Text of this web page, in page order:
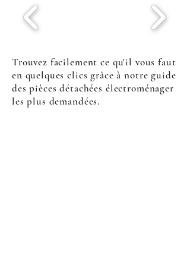
Trouvez facilement ce qu'il vous faut
en quelques clics grâce à notre guide
des pièces détachées électroménager
les plus demandées.